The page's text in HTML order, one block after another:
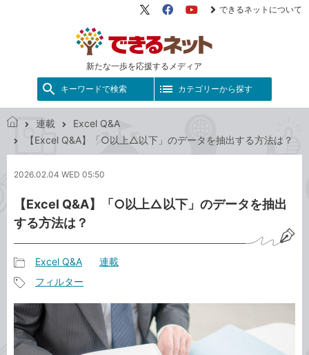
新たな一歩を応援するメディア
X（旧
FacebookYouTube
できるネットについて
キーワードで検索 カテゴリーから探す
ネ
ト
連載
Excel Q&A
【Excel Q&A】「○以上△以下」のデータを抽出する方法は？
2026.02.04 WED 05:50
【Excel Q&A】「○以上△以下」のデータを抽出
する方法は？
事
カ
テ
ゴ
Excel Q&A 連載
事
タ
グ
フィルター